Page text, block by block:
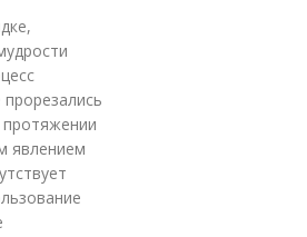
явлением